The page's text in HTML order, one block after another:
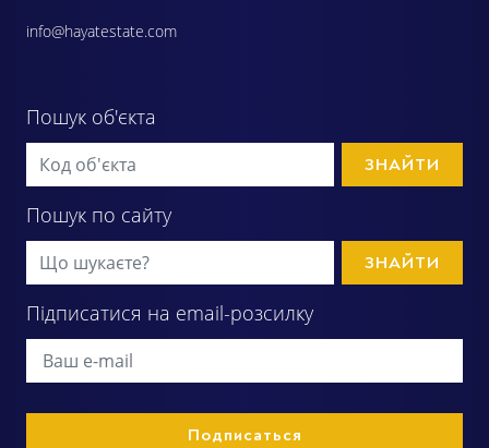
info@hayatestate.com
Пошук об'єкта
ЗНАЙТИ
Пошук по сайту
ЗНАЙТИ
Підписатися на email-розсилку